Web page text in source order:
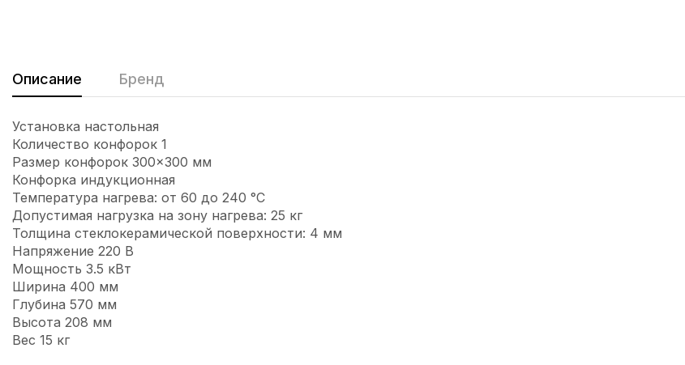
Описание Бренд
Установка настольная
Количество конфорок 1
Размер конфорок 300×300 мм
Конфорка индукционная
Температура нагрева: от 60 до 240 °C
Допустимая нагрузка на зону нагрева: 25 кг
Толщина стеклокерамической поверхности: 4 мм
Напряжение 220 В
Мощность 3.5 кВт
Ширина 400 мм
Глубина 570 мм
Высота 208 мм
Вес 15 кг